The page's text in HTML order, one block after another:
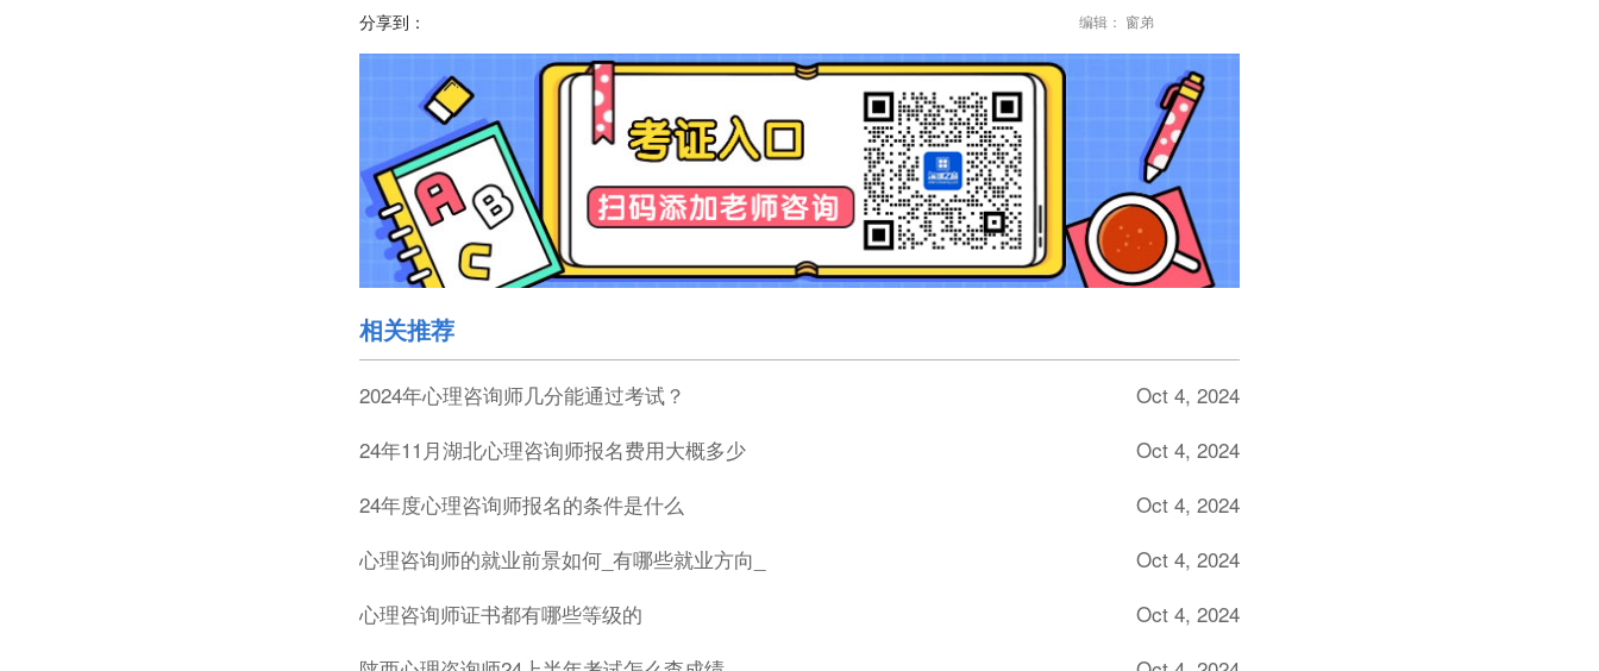
分享到： 编辑： 窗弟
相关推荐
2024年心理咨询师几分能通过考试？
Oct 4, 2024
24年11月湖北心理咨询师报名费用大概多少
Oct 4, 2024
24年度心理咨询师报名的条件是什么
Oct 4, 2024
心理咨询师的就业前景如何_有哪些就业方向_
Oct 4, 2024
心理咨询师证书都有哪些等级的
Oct 4, 2024